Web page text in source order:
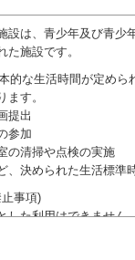
設は、青少年及び青
た施設です。
的な生活時間が定め
ます。
提出
参加
の清掃や点検の実施
、決められた生活標
事項)
した利用はできません
持、またはこれに反対
持、またはこれに反対